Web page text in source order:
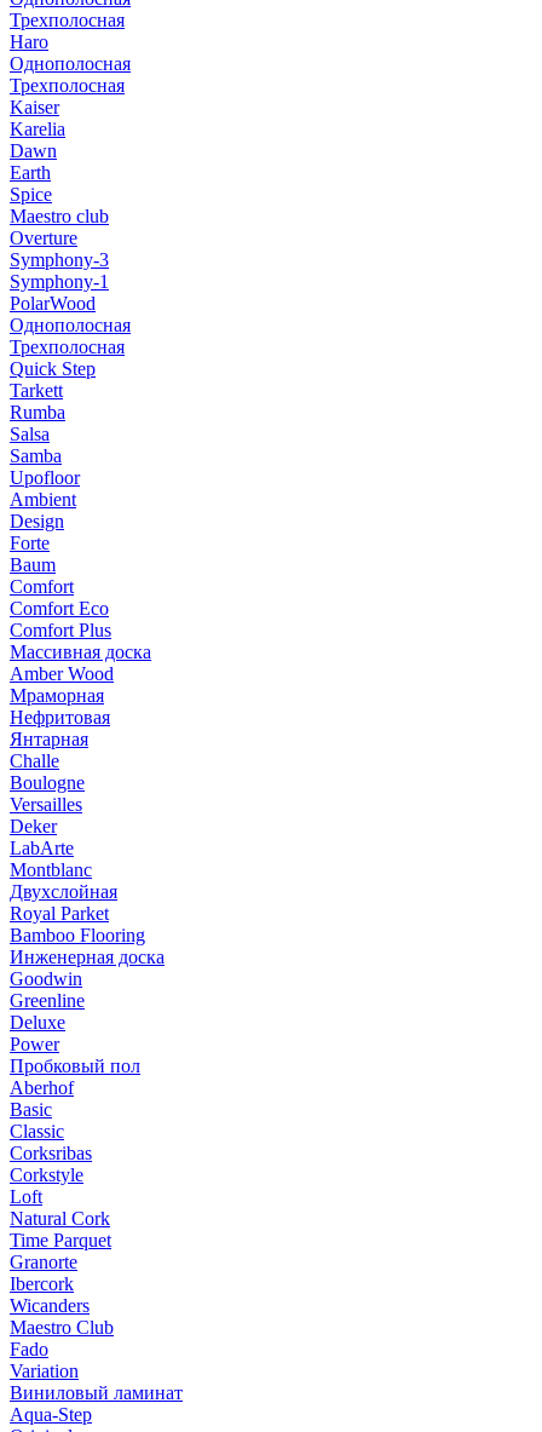
Трехполосная
Haro
Однополосная
Трехполосная
Kaiser
Karelia
Dawn
Earth
Spice
Maestro club
Overture
Symphony-3
Symphony-1
PolarWood
Однополосная
Трехполосная
Quick Step
Tarkett
Rumba
Salsa
Samba
Upofloor
Ambient
Design
Forte
Baum
Comfort
Comfort Eco
Comfort Plus
Массивная доска
Amber Wood
Мраморная
Нефритовая
Янтарная
Challe
Boulogne
Versailles
Deker
LabArte
Montblanc
Двухслойная
Royal Parket
Bamboo Flooring
Инженерная доска
Goodwin
Greenline
Deluxe
Power
Пробковый пол
Aberhof
Basic
Classic
Corksribas
Corkstyle
Loft
Natural Cork
Time Parquet
Granorte
Ibercork
Wicanders
Мaestro Club
Fado
Variation
Виниловый ламинат
Aqua-Step